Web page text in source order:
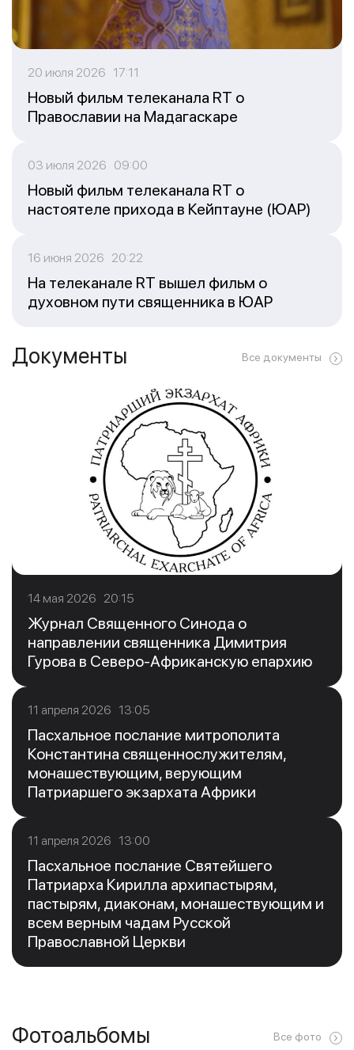
20 июля 2026 17:11
Новый фильм телеканала RT о
Православии на Мадагаскаре
03 июля 2026 09:00
Новый фильм телеканала RT о
настоятеле прихода в Кейптауне (ЮАР)
16 июня 2026 20:22
На телеканале RT вышел фильм о
духовном пути священника в ЮАР
Документы Все документы
14 мая 2026 20:15
Журнал Священного Синода о
направлении священника Димитрия
Гурова в Северо-Африканскую епархию
11 апреля 2026 13:05
Пасхальное послание митрополита
Константина священнослужителям,
монашествующим, верующим
Патриаршего экзархата Африки
11 апреля 2026 13:00
Пасхальное послание Святейшего
Патриарха Кирилла архипастырям,
пастырям, диаконам, монашествующим и
всем верным чадам Русской
Православной Церкви
Фотоальбомы Все фото